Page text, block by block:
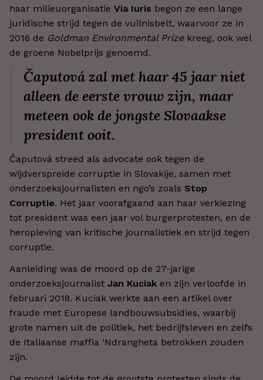
haar milieuorganisatie Via Iuris begon ze een lange
juridische strijd tegen de vuilnisbelt, waarvoor ze in
2016 de Goldman Environmental Prizekreeg, ook wel
de groene Nobelprijs genoemd.
Čaputová zal met haar 45 jaar niet
alleen de eerste vrouw zijn, maar
meteen ook de jongste Slovaakse
president ooit.
Čaputová streed als advocate ook tegen de
wijdverspreide corruptie in Slovakije, samen met
onderzoeksjournalisten en ngo’s zoals Stop
Corruptie. Het jaar voorafgaand aan haar verkiezing
tot president was een jaar vol burgerprotesten, en de
heropleving van kritische journalistiek en strijd tegen
corruptie.
Aanleiding was de moord op de 27-jarige
onderzoeksjournalist Jan Kuciak en zijn verloofde in
februari 2018. Kuciak werkte aan een artikel over
fraude met Europese landbouwsubsidies, waarbij
grote namen uit de politiek, het bedrijfsleven en zelfs
de Italiaanse maffia ‘Ndrangheta betrokken zouden
zijn.